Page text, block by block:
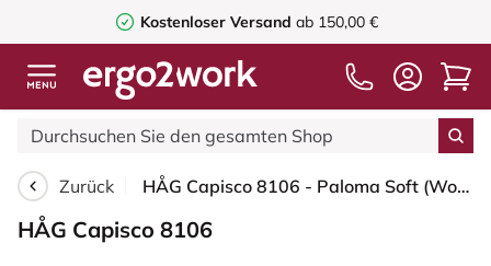
Kostenloser Versand ab 150,00 €
Zurück HÅG Capisco 8106 - Paloma Soft (Wollsdorf) - Semi-Anilinleder - ATG55115 - Warm grey - Weiß - 200 mm (Sitzhöhe 46-64cm) - Harte Rollen für weiche Böden
HÅG Capisco 8106